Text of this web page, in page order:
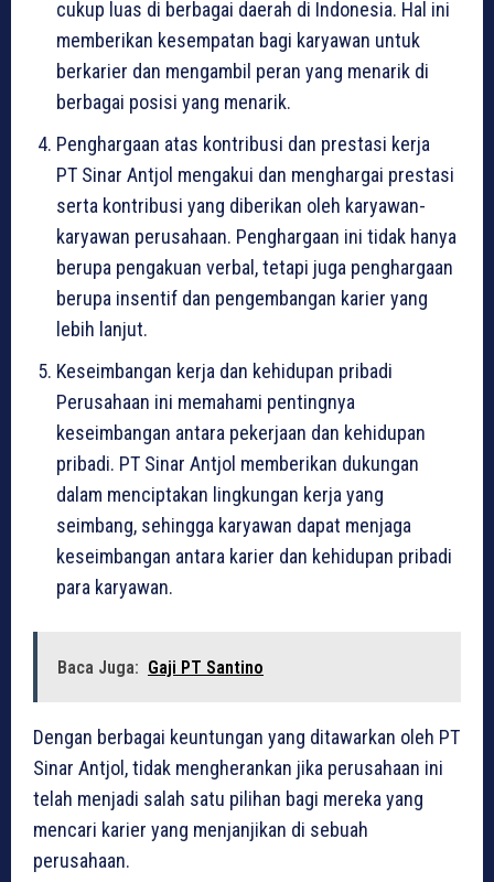
cukup luas di berbagai daerah di Indonesia. Hal ini
memberikan kesempatan bagi karyawan untuk
berkarier dan mengambil peran yang menarik di
berbagai posisi yang menarik.
Penghargaan atas kontribusi dan prestasi kerja
PT Sinar Antjol mengakui dan menghargai prestasi
serta kontribusi yang diberikan oleh karyawan-
karyawan perusahaan. Penghargaan ini tidak hanya
berupa pengakuan verbal, tetapi juga penghargaan
berupa insentif dan pengembangan karier yang
lebih lanjut.
Keseimbangan kerja dan kehidupan pribadi
Perusahaan ini memahami pentingnya
keseimbangan antara pekerjaan dan kehidupan
pribadi. PT Sinar Antjol memberikan dukungan
dalam menciptakan lingkungan kerja yang
seimbang, sehingga karyawan dapat menjaga
keseimbangan antara karier dan kehidupan pribadi
para karyawan.
Baca Juga: Gaji PT Santino
Dengan berbagai keuntungan yang ditawarkan oleh PT
Sinar Antjol, tidak mengherankan jika perusahaan ini
telah menjadi salah satu pilihan bagi mereka yang
mencari karier yang menjanjikan di sebuah
perusahaan.